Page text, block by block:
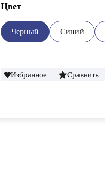
Цвет
Черный Синий
Избранное Сравнить